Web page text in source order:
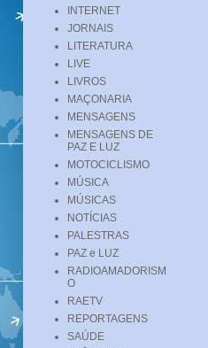
INTERNET
JORNAIS
LITERATURA
LIVE
LIVROS
MAÇONARIA
MENSAGENS
MENSAGENS DE
PAZ E LUZ
MOTOCICLISMO
MÚSICA
MÚSICAS
NOTÍCIAS
PALESTRAS
PAZ e LUZ
RADIOAMADORISM
O
RAETV
REPORTAGENS
SAÚDE